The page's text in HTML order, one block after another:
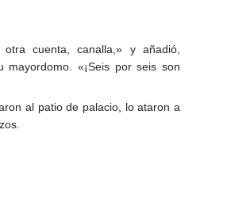
cuenta, canalla,» y añadió,
«¡Seis por seis son
al patio de palacio, lo ataron a